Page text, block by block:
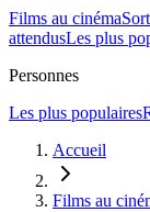
Films au cinéma
attendusLes plus
Personnes
Les plus populaires
Accueil
Films au